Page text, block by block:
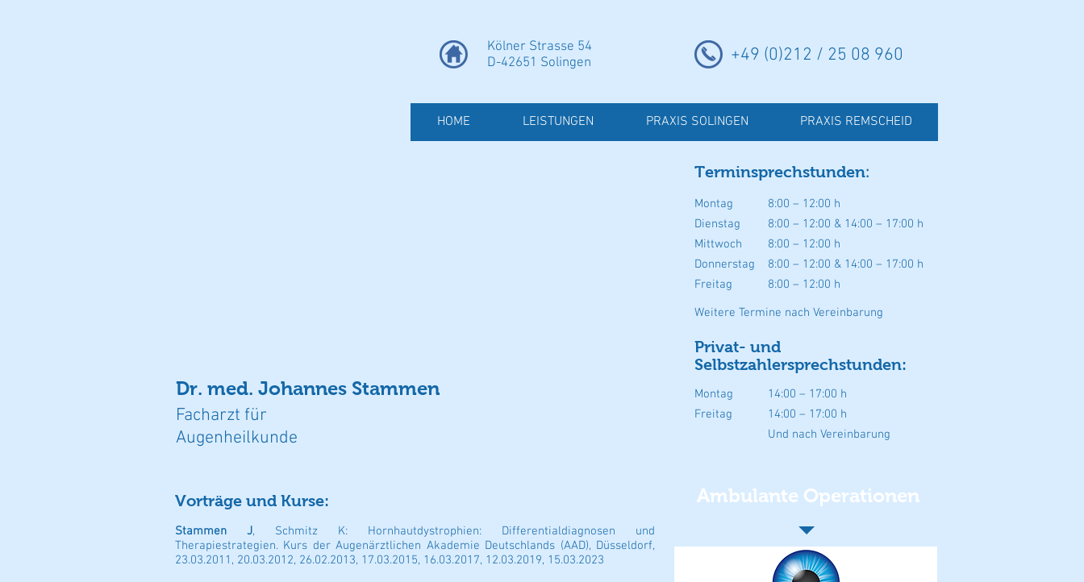
HOME LEISTUNGEN PRAXIS SOLINGEN PRAXIS REMSCHEID
Kölner Strasse 54
D-42651 Solingen
+49 (0)212 / 25 08 960
Dr. med. Johannes Stammen
Facharzt für
Augenheilkunde
Vorträge und Kurse:
Stammen J, Schmitz K: Hornhautdystrophien: Differentialdiagnosen und
Therapiestrategien. Kurs der Augenärztlichen Akademie Deutschlands (AAD), Düsseldorf,
23.03.2011, 20.03.2012, 26.02.2013, 17.03.2015, 16.03.2017, 12.03.2019, 15.03.2023
Ambulante Operationen
Terminsprechstunden:
Montag
Dienstag
Mittwoch
Donnerstag
Freitag
8:00 – 12:00 h
8:00 – 12:00 & 14:00 – 17:00 h
8:00 – 12:00 h
8:00 – 12:00 & 14:00 – 17:00 h
8:00 – 12:00 h
Weitere Termine nach Vereinbarung
Privat- und
Selbstzahlersprechstunden:
Montag
Freitag
14:00 – 17:00 h
14:00 – 17:00 h
Und nach Vereinbarung